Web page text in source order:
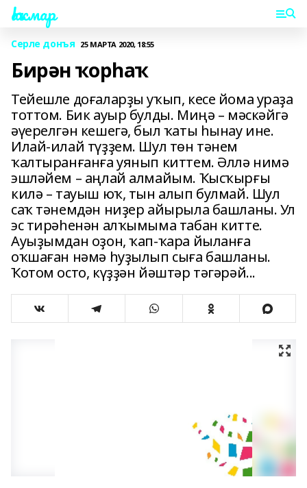
Һаҡмар
Серле донъя 25 МАРТА 2020, 18:55
Бирән ҡорһаҡ
Тейешле доғаларҙы уҡып, кесе йома ураҙа
тоттом. Бик ауыр булды. Миңә – мәскәйгә
әүерелгән кешегә, был ҡаты һынау ине.
Илай-илай түҙҙем. Шул төн тәнем
ҡалтыранғанға уянып киттем. Әллә нимә
эшләйем – аңлай алмайым. Ҡысҡырғы
килә – тауыш юҡ, тын алып булмай. Шул
саҡ тәнемдән ниҙер айырыла башланы. Ул
эс тирәһенән алҡымыма табан китте.
Ауыҙымдан оҙон, ҡап-ҡара йыланға
оҡшаған нәмә һуҙылып сыға башланы.
Ҡотом осто, күҙҙән йәштәр тәгәрәй...